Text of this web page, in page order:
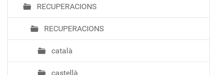
RECUPERACIONS
RECUPERACIONS
català
castellà